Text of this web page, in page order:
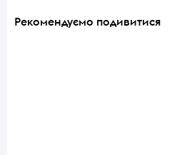
Рекомендуємо подивитися